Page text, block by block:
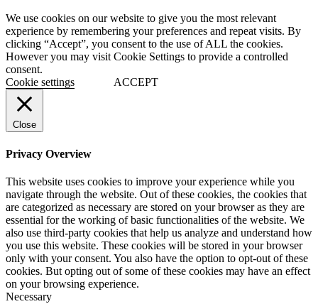
We use cookies on our website to give you the most relevant
experience by remembering your preferences and repeat visits. By
clicking “Accept”, you consent to the use of ALL the cookies.
However you may visit Cookie Settings to provide a controlled
consent.
Cookie settings
ACCEPT
Close
Privacy Overview
This website uses cookies to improve your experience while you
navigate through the website. Out of these cookies, the cookies that
are categorized as necessary are stored on your browser as they are
essential for the working of basic functionalities of the website. We
also use third-party cookies that help us analyze and understand how
you use this website. These cookies will be stored in your browser
only with your consent. You also have the option to opt-out of these
cookies. But opting out of some of these cookies may have an effect
on your browsing experience.
Necessary